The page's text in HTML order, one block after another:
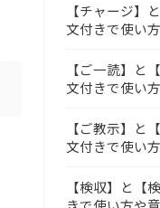
【チャージ】
文付きで使い
【ご一読】と
文付きで使い
【ご教示】と
文付きで使い
【検収】と【